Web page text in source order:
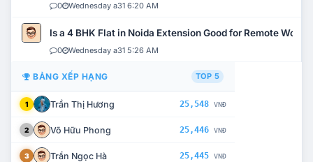
0 Wednesday a31 6:20 AM
Is a 4 BHK Flat in Noida Extension Good for Remote Work?
0 Wednesday a31 5:26 AM
BẢNG XẾP HẠNG TOP 5
1 Trần Thị Hương 25,548 VNĐ
2 Võ Hữu Phong 25,446 VNĐ
3 Trần Ngọc Hà 25,445 VNĐ